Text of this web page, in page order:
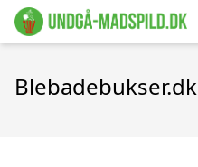
Blebadebukser.dk